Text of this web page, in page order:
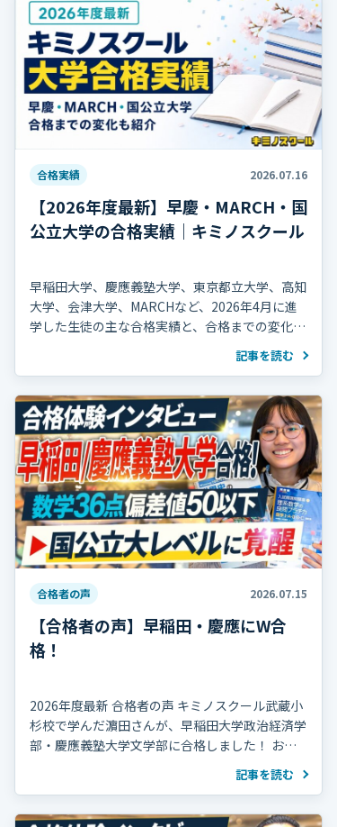
合格実績 2026.07.16
【2026年度最新】早慶・MARCH・国
公立大学の合格実績｜キミノスクール
早稲田大学、慶應義塾大学、東京都立大学、高知
大学、会津大学、MARCHなど、2026年4月に進
学した生徒の主な合格実績と、合格までの変化を
記事を読む
合格者の声 2026.07.15
【合格者の声】早稲田・慶應にW合
格！
2026年度最新 合格者の声 キミノスクール武蔵小
杉校で学んだ濵田さんが、早稲田大学政治経済学
部・慶應義塾大学文学部に合格しました！ おめ
でとうございます！ 濵田さんは高校2年の冬まで
部活動を続け、海外で生活していた期間 […]
記事を読む